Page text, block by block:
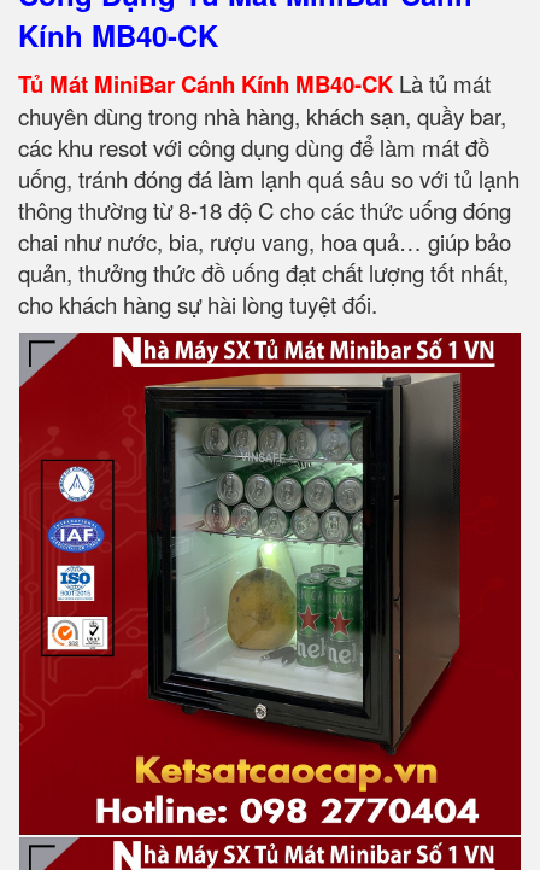
Kính MB40-CK
Tủ Mát MiniBar Cánh Kính MB40-CK Là tủ mát
chuyên dùng trong nhà hàng, khách sạn, quầy bar,
các khu resot với công dụng dùng để làm mát đồ
uống, tránh đóng đá làm lạnh quá sâu so với tủ lạnh
thông thường từ 8-18 độ C cho các thức uống đóng
chai như nước, bia, rượu vang, hoa quả… giúp bảo
quản, thưởng thức đồ uống đạt chất lượng tốt nhất,
cho khách hàng sự hài lòng tuyệt đối.